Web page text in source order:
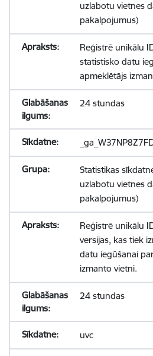
uzlabotu vietnes
pakalpojumus)
Reģistrē unikālu
statistisko datu
apmeklētājs
24 stundas
Statistikas
uzlabotu vietnes
pakalpojumus)
Reģistrē unikālu
versijas, kas tiek
datu iegūšanai
izmanto vietni.
24 stundas
uvc